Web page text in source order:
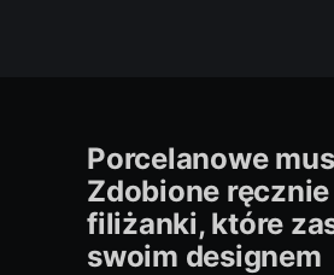
Porcelanowe
Zdobione
filiżanki, które
swoim designem